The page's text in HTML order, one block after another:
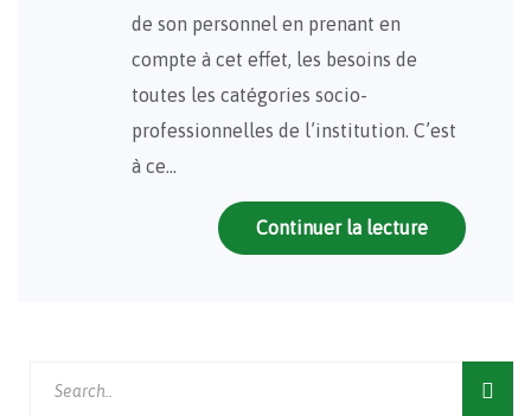
de son personnel en prenant en
compte à cet effet, les besoins de
toutes les catégories socio-
professionnelles de l’institution. C’est
à ce…
Continuer la lecture